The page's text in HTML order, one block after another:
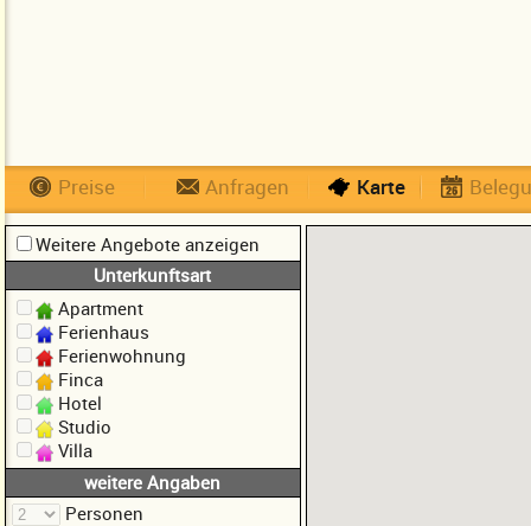
Preise Anfragen Karte
Weitere Angebote anzeigen
Unterkunftsart
Apartment
Ferienhaus
Ferienwohnung
Finca
Hotel
Studio
Villa
weitere Angaben
Personen